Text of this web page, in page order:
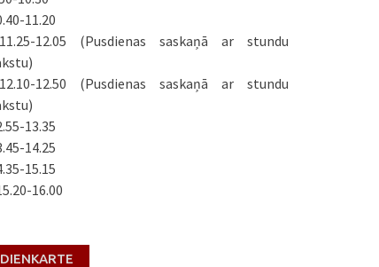
11.20
12.05 (Pusdienas saskaņā ar stundu
12.50 (Pusdienas saskaņā ar stundu
13.35
14.25
15.15
16.00